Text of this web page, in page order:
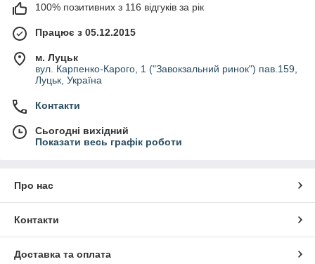
100% позитивних з 116 відгуків за рік
Працює з 05.12.2015
м. Луцьк
вул. Карпенко-Карого, 1 ("Завокзальний ринок") пав.159,
Луцьк, Україна
Контакти
Сьогодні вихідний
Показати весь графік роботи
Про нас
Контакти
Доставка та оплата